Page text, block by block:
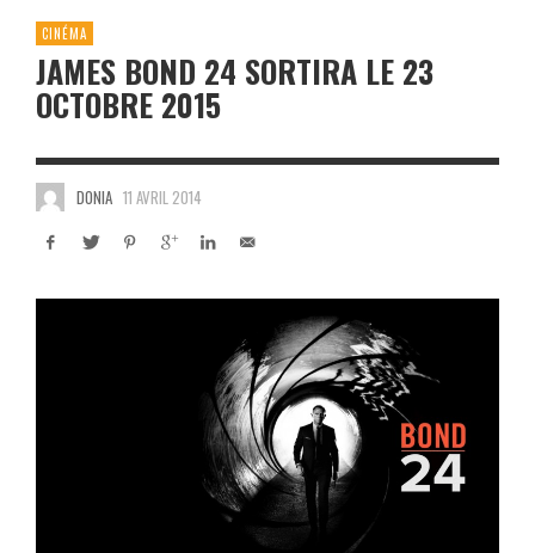
CINÉMA
JAMES BOND 24 SORTIRA LE 23
OCTOBRE 2015
DONIA 11 AVRIL 2014